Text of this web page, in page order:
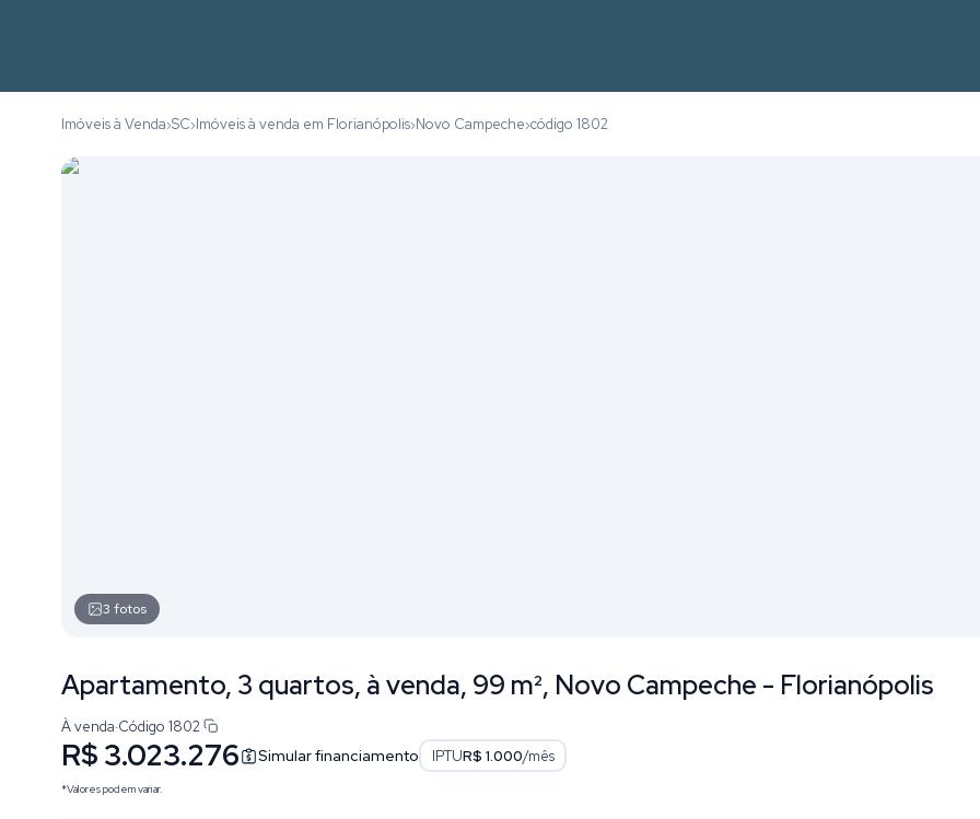
Imóveis à Venda›SC›Imóveis à venda em Florianópolis›Novo Campeche›código 1802
3 fotos
Apartamento, 3 quartos, à venda, 99 m², Novo Campeche - Florianópolis
À venda·Código 1802
R$ 3.023.276 Simular financiamento IPTUR$ 1.000/mês
*Valores podem variar.